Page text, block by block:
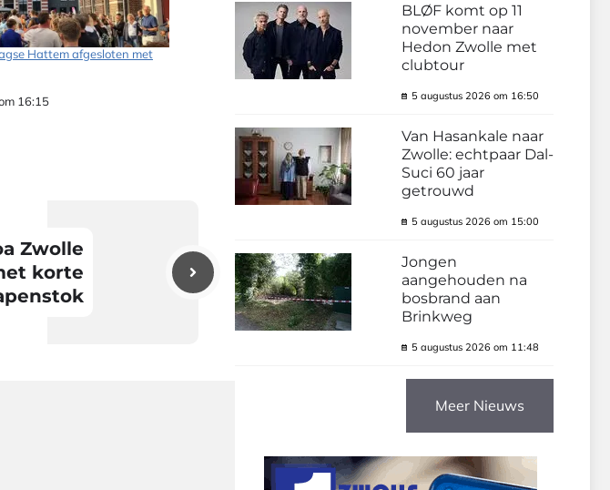
Hattem afgesloten met
16:15
Zwolle
korte
BLØF komt op 11
november naar
Hedon Zwolle met
clubtour
5 augustus 2026 om 16:50
Van Hasankale naar
Zwolle: echtpaar Dal-
Suci 60 jaar
getrouwd
5 augustus 2026 om 15:00
Jongen
aangehouden na
bosbrand aan
Brinkweg
5 augustus 2026 om 11:48
Meer Nieuws